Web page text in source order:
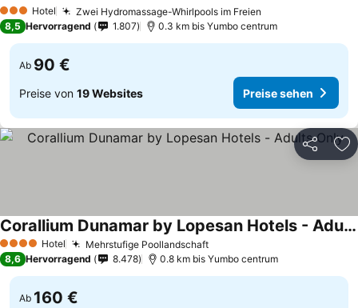
3 SterneHotel Zwei Hydromassage-Whirlpools im Freien
8,5 Hervorragend 1.807 0.3 km bis Yumbo centrum
Ab 90 €
Preise von 19 Websites Preise sehen
Teilen
4 Sterne Hotel Mehrstufige PoollandschaftPreise sehen
Corallium Dunamar by Lopesan Hotels - Adults Only
Preise sehen
8,6 Hervorragend 8.478 0.8 km bis Yumbo centrum
Ab 160 €